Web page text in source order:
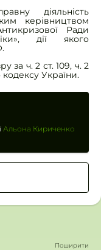
Поширити
діяльність
керівництвом
Ради
дії якого
за ч. 2 ст. 109, ч. 2
кодексу України.
Альона Кириченко